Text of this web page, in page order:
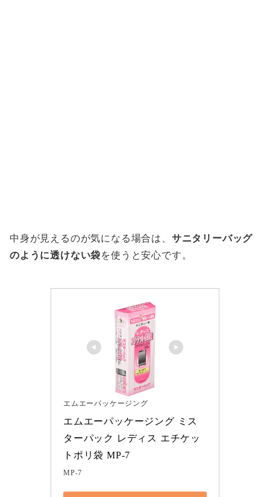
中身が見えるのが気になる場合は、 サニタリーバッグ
のように透けない袋を使うと安心です。
エムエーパッケージング
エムエーパッケージング ミス
ターパック レディス エチケッ
トポリ袋 MP-7
MP-7